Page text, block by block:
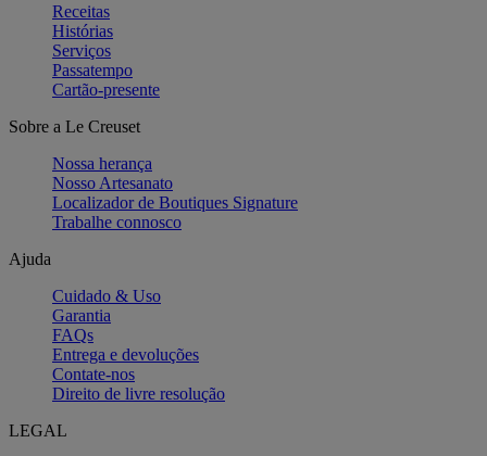
Receitas
Histórias
Serviços
Passatempo
Cartão-presente
Sobre a Le Creuset
Nossa herança
Nosso Artesanato
Localizador de Boutiques Signature
Trabalhe connosco
Ajuda
Cuidado & Uso
Garantia
FAQs
Entrega e devoluções
Contate-nos
Direito de livre resolução
LEGAL